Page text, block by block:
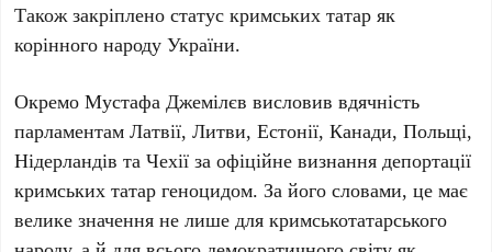
Також закріплено статус кримських татар як
корінного народу України.
ОкремоМустафа Джемілєв висловив вдячність
парламентамЛатвії, Литви, Естонії, Канади, Польщі,
Нідерландів таЧехії за офіційне визнання депортації
кримських татар геноцидом. За його словами, це має
велике значення не лише для кримськотатарського